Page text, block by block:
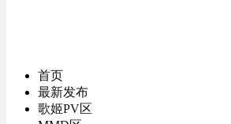
首页
最新发布
歌姬PV区